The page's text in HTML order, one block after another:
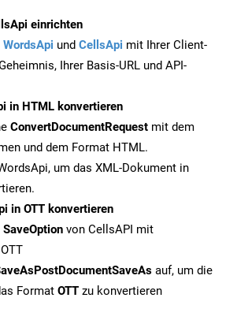
einrichten
WordsApi und CellsApi mit Ihrer Client-
Ihrer Basis-URL und API-
in HTML konvertieren
ConvertDocumentRequest mit dem
und dem Format HTML.
um das XML-Dokument in
in OTT konvertieren
SaveOption von CellsAPI mit
auf, um die
Format OTT zu konvertieren